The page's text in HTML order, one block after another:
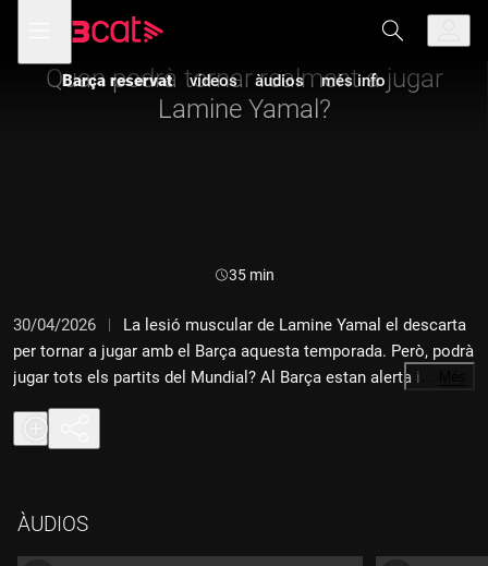
navegació
principal
menú
de
Barça reservat vídeos àudios més info
Quan podrà tornar realment a jugar
Lamine Yamal?
Durada:
35 min
30/04/2026
La lesió muscular de Lamine Yamal el descarta
per tornar a jugar amb el Barça aquesta temporada. Però, podrà
jugar tots els partits del Mundial? Al Barça estan alerta i
vigilants amb tot el procés de recuperació de Lamine per evitar
problemes en el futur. Al pòdcast de Catalunya Ràdio sobre el
Barça, sempre amb Laia Tudel i en aquest capítol també amb
ÀUDIOS